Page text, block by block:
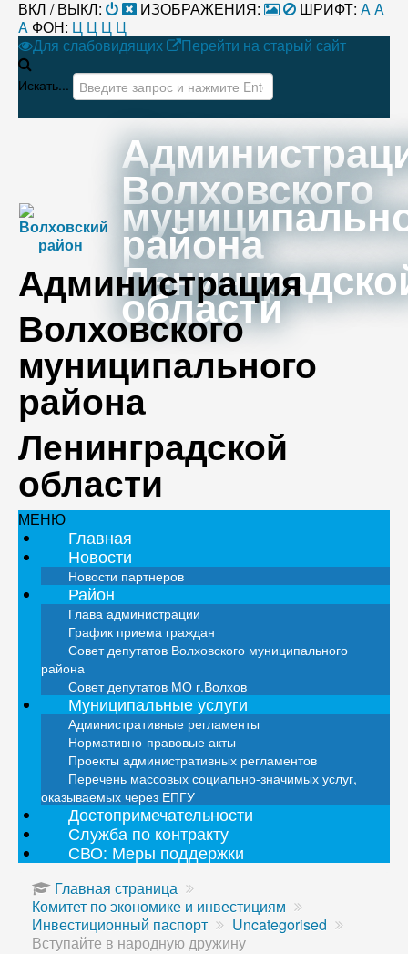
ВКЛ / ВЫКЛ: ИЗОБРАЖЕНИЯ: ШРИФТ: AA
A ФОН: Ц Ц Ц Ц
Для слабовидящих
Перейти на старый сайт
Искать...
Волховского
района
области
Администрация
Волховского
муниципального
района
Ленинградской
области
МЕНЮ
Главная
Новости
Новости партнеров
Район
Глава администрации
График приема граждан
Совет депутатов Волховского муниципального
района
Совет депутатов МО г.Волхов
Муниципальные услуги
Административные регламенты
Нормативно-правовые акты
Проекты административных регламентов
Перечень массовых социально-значимых услуг,
оказываемых через ЕПГУ
Достопримечательности
Служба по контракту
СВО: Меры поддержки
Главная страница
Комитет по экономике и инвестициям
Инвестиционный паспорт
Uncategorised
Вступайте в народную дружину